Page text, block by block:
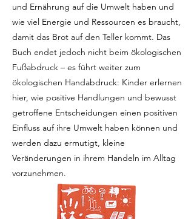
und Ernährung auf die Umwelt haben und
wie viel Energie und Ressourcen es braucht,
damit das Brot auf den Teller kommt. Das
Buch endet jedoch nicht beim ökologischen
Fußabdruck – es führt weiter zum
ökologischen Handabdruck: Kinder erlernen
hier, wie positive Handlungen und bewusst
getroffene Entscheidungen einen positiven
Einfluss auf ihre Umwelt haben können und
werden dazu ermutigt, kleine
Veränderungen in ihrem Handeln im Alltag
vorzunehmen.